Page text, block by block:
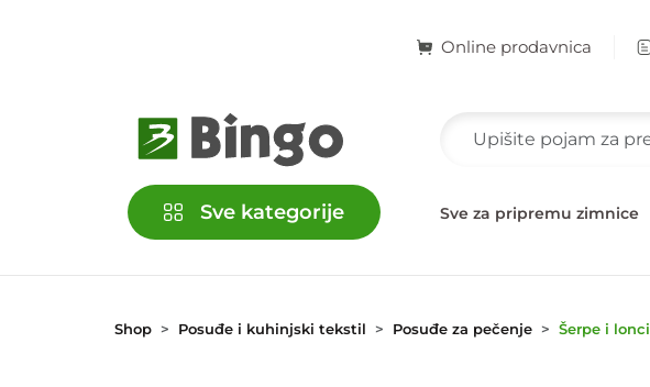
Online prodavnica
Sve kategorije
Kućni ljubimci Školski i kancelarijski pribor Sve za pripremu zimnice
Shop Posuđe i kuhinjski tekstil Posuđe za pečenje Šerpe i lonci